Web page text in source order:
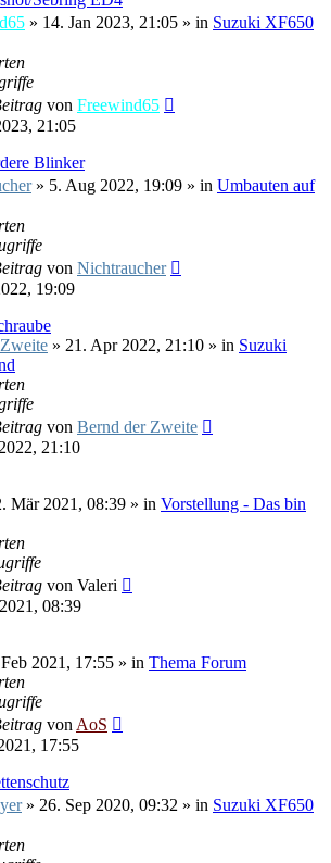
» 14. Jan 2023, 21:05 » in Suzuki XF650
von Freewind65
21:05
Blinker
» 5. Aug 2022, 19:09 » in Umbauten auf
von Nichtraucher
19:09
» 21. Apr 2022, 21:10 » in Suzuki
von Bernd der Zweite
21:10
Mär 2021, 08:39 » in Vorstellung - Das bin
von Valeri
08:39
2021, 17:55 » in Thema Forum
von AoS
17:55
» 26. Sep 2020, 09:32 » in Suzuki XF650